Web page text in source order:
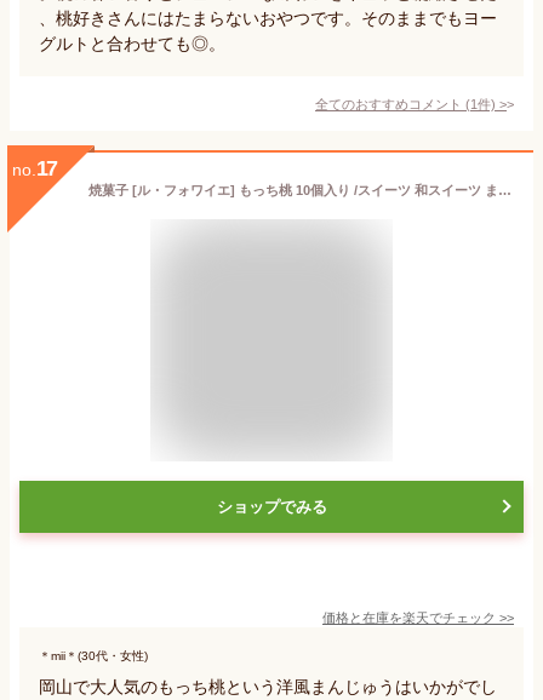
、桃好きさんにはたまらないおやつです。そのままでもヨー
グルトと合わせても◎。
全てのおすすめコメント (1件) >
no. 17
焼菓子 [ル・フォワイエ] もっち桃 10個入り /スイーツ 和スイーツ まんじゅう 洋風饅頭 岡山県 桃 桃太郎 もっちり 個包装 お土産 産直
ショップでみる
価格と在庫を楽天でチェック >>
＊mii＊(30代・女性)
岡山で大人気のもっち桃という洋風まんじゅうはいかがでし